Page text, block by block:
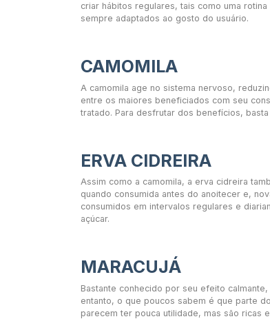
criar hábitos regulares, tais como uma
sempre adaptados ao gosto do usuário.
CAMOMILA
A camomila age no sistema nervoso,
entre os maiores beneficiados com seu
tratado. Para desfrutar dos benefícios,
ERVA CIDREIRA
Assim como a camomila, a erva cidreira
quando consumida antes do anoitecer e,
consumidos em intervalos regulares e
açúcar.
MARACUJÁ
Bastante conhecido por seu efeito
entanto, o que poucos sabem é que parte
parecem ter pouca utilidade, mas são ricas